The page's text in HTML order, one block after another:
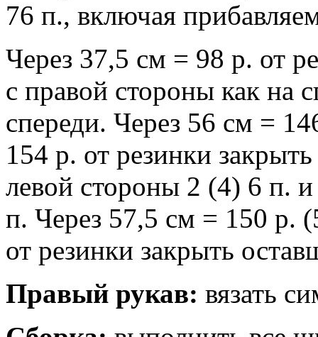
76 п., включая
Через 37,5 см = 98 р. от
с правой стороны как на
спереди. Через 56 см =
154 р. от резинки
левой стороны 2 (4) 6 п.
п. Через 57,5 см = 150 р.
от резинки закрыть
Правый рукав: вязать